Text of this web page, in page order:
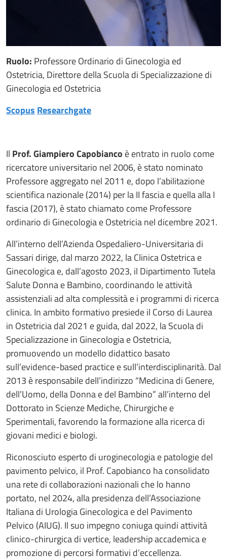
Ruolo: Professore Ordinario di Ginecologia ed
Ostetricia, Direttore della Scuola di Specializzazione di
Ginecologia ed Ostetricia
Scopus Researchgate
Il Prof. Giampiero Capobianco è entrato in ruolo come
ricercatore universitario nel 2006, è stato nominato
Professore aggregato nel 2011 e, dopo l’abilitazione
scientifica nazionale (2014) per la II fascia e quella alla I
fascia (2017), è stato chiamato come Professore
ordinario di Ginecologia e Ostetricia nel dicembre 2021.
All’interno dell’Azienda Ospedaliero-Universitaria di
Sassari dirige, dal marzo 2022, la Clinica Ostetrica e
Ginecologica e, dall’agosto 2023, il Dipartimento Tutela
Salute Donna e Bambino, coordinando le attività
assistenziali ad alta complessità e i programmi di ricerca
clinica. In ambito formativo presiede il Corso di Laurea
in Ostetricia dal 2021 e guida, dal 2022, la Scuola di
Specializzazione in Ginecologia e Ostetricia,
promuovendo un modello didattico ­basato
sull’evidence-based practice e sull’interdisciplinarità. Dal
2013 è responsabile dell’indirizzo “Medicina di Genere,
dell’Uomo, della Donna e del Bambino” all’interno del
Dottorato in Scienze Mediche, Chirurgiche e
Sperimentali, favorendo la formazione alla ricerca di
giovani medici e biologi.
Riconosciuto esperto di uroginecologia e patologie del
pavimento pelvico, il Prof. Capobianco ha consolidato
una rete di collaborazioni nazionali che lo hanno
portato, nel 2024, alla presidenza dell’Associazione
Italiana di Urologia Ginecologica e del Pavimento
Pelvico (AIUG). Il suo impegno coniuga quindi attività
clinico-chirurgica di vertice, leadership accademica e
promozione di percorsi formativi d’eccellenza.